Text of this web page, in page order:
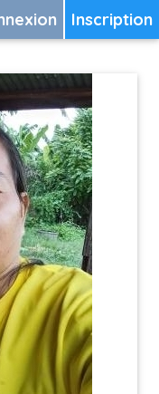
Inscription